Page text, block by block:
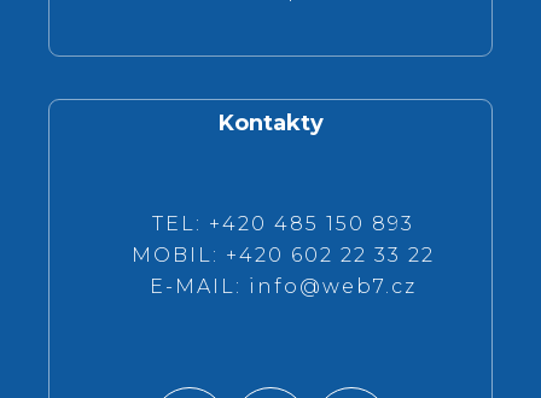
Kontakty
TEL: +420 485 150 893
MOBIL: +420 602 22 33 22
E-MAIL: info@web7.cz